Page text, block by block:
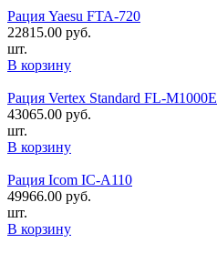
Рация Yaesu FTA-720
22815.00 руб.
шт.
В корзину
Рация Vertex Standard FL-M1000E
43065.00 руб.
шт.
В корзину
Рация Icom IC-A110
49966.00 руб.
шт.
В корзину